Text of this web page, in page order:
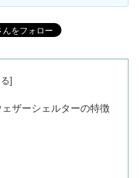
ザーシェルターの特徴